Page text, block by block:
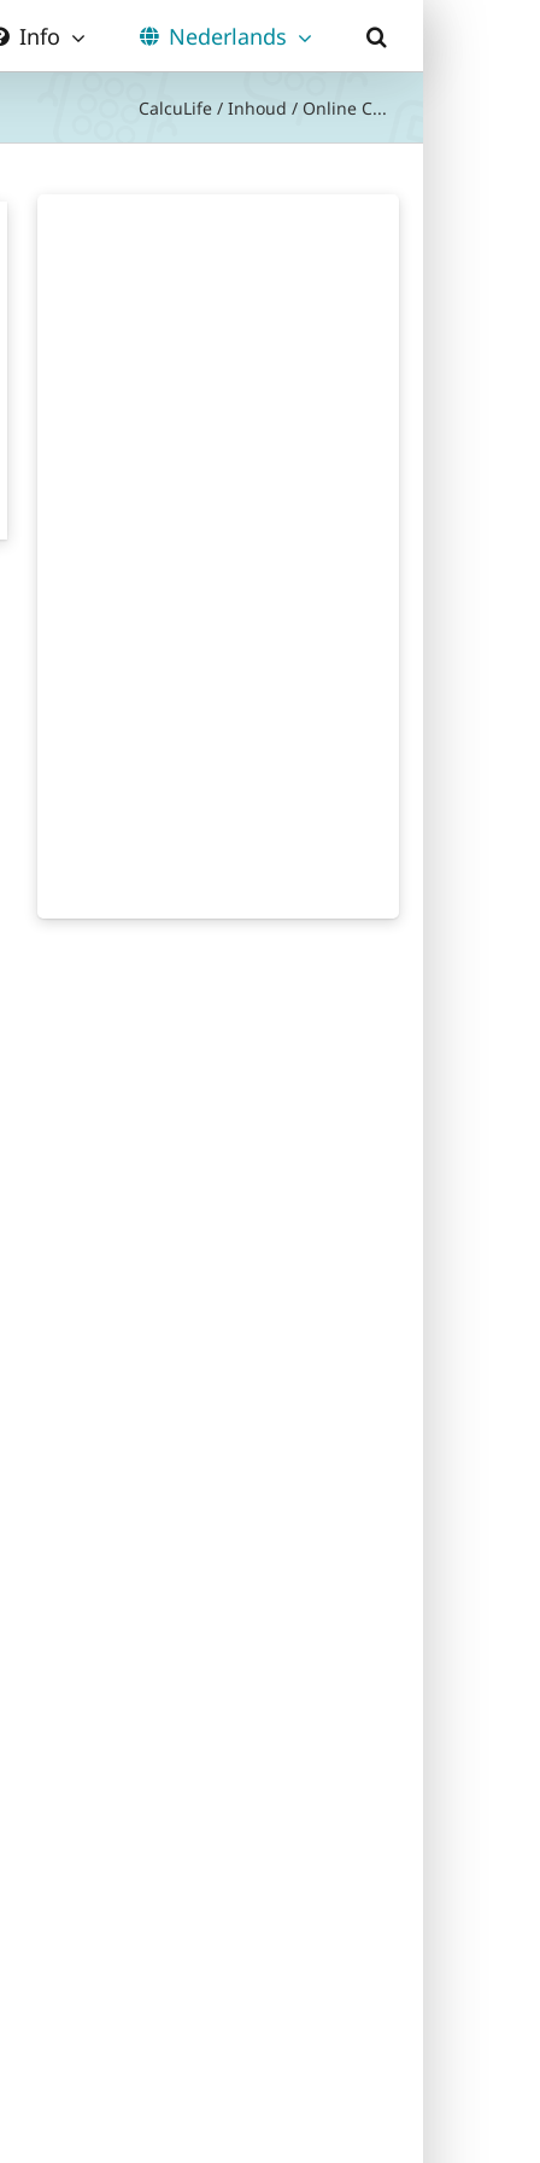
Info Nederlands
CalcuLife / Inhoud / Online C...